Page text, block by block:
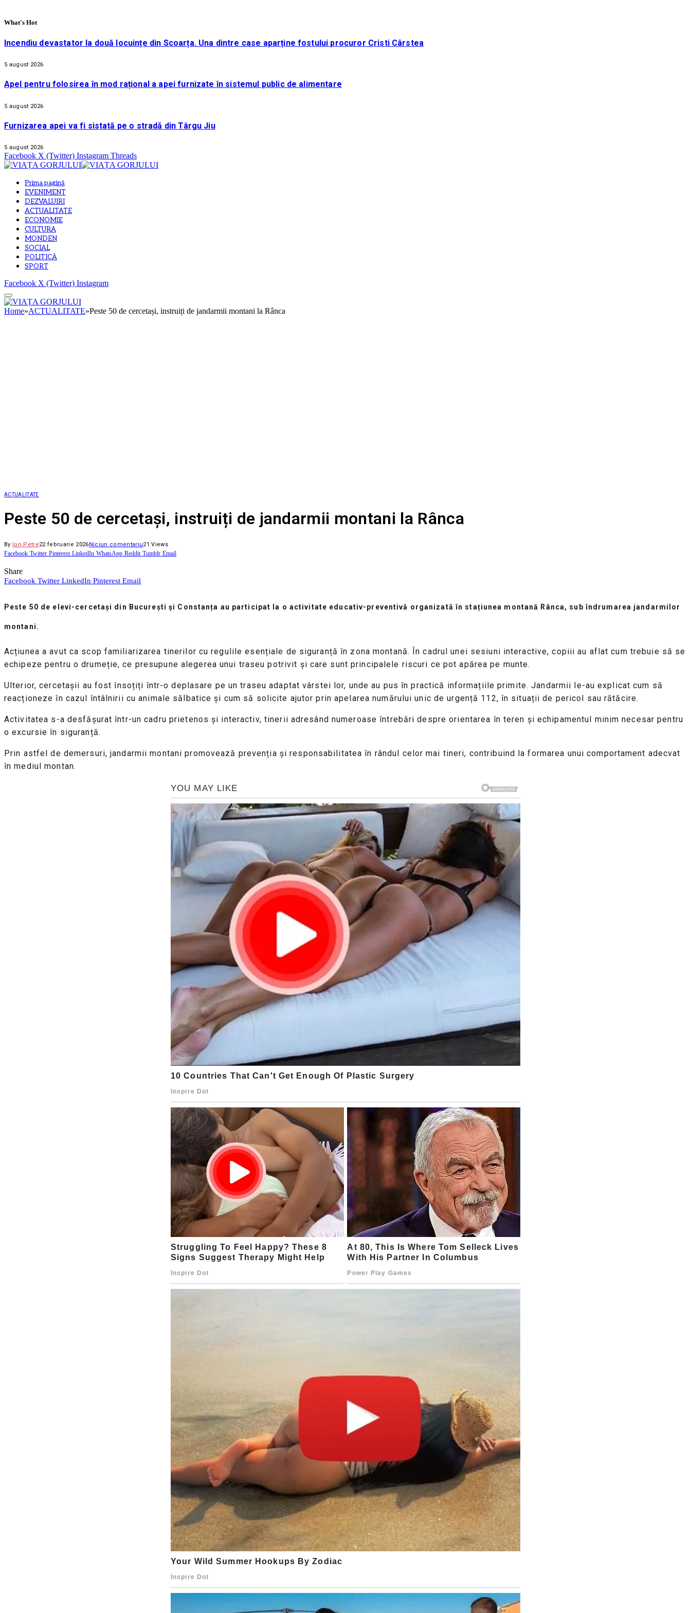
What's Hot
Incendiu devastator la două locuințe din Scoarța. Una dintre case aparține fostului procuror Cristi Cârstea
5 august 2026
Apel pentru folosirea în mod rațional a apei furnizate în sistemul public de alimentare
5 august 2026
Furnizarea apei va fi sistată pe o stradă din Târgu Jiu
5 august 2026
Facebook X (Twitter) Instagram Threads
Prima pagină
EVENIMENT
DEZVALUIRI
ACTUALITATE
ECONOMIE
CULTURA
MONDEN
SOCIAL
POLITICĂ
SPORT
Facebook X (Twitter) Instagram
Home»ACTUALITATE»Peste 50 de cercetași, instruiți de jandarmii montani la Rânca
ACTUALITATE
Peste 50 de cercetași, instruiți de jandarmii montani la Rânca
By Ion Petre22 februarie 2026Niciun comentariu21Views
Facebook Twitter Pinterest LinkedIn WhatsApp Reddit Tumblr Email
Share
Facebook Twitter LinkedIn Pinterest Email
Peste 50 de elevi-cercetași din București și Constanța au participat la o activitate educativ-preventivă organizată în stațiunea montană Rânca, sub îndrumarea jandarmilor
montani.
Acțiunea a avut ca scop familiarizarea tinerilor cu regulile esențiale de siguranță în zona montană. În cadrul unei sesiuni interactive, copiii au aflat cum trebuie să se
echipeze pentru o drumeție, ce presupune alegerea unui traseu potrivit și care sunt principalele riscuri ce pot apărea pe munte.
Ulterior, cercetașii au fost însoțiți într-o deplasare pe un traseu adaptat vârstei lor, unde au pus în practică informațiile primite. Jandarmii le-au explicat cum să
reacționeze în cazul întâlnirii cu animale sălbatice și cum să solicite ajutor prin apelarea numărului unic de urgență 112, în situații de pericol sau rătăcire.
Activitatea s-a desfășurat într-un cadru prietenos și interactiv, tinerii adresând numeroase întrebări despre orientarea în teren și echipamentul minim necesar pentru
o excursie în siguranță.
Prin astfel de demersuri, jandarmii montani promovează prevenția și responsabilitatea în rândul celor mai tineri, contribuind la formarea unui comportament adecvat
în mediul montan.